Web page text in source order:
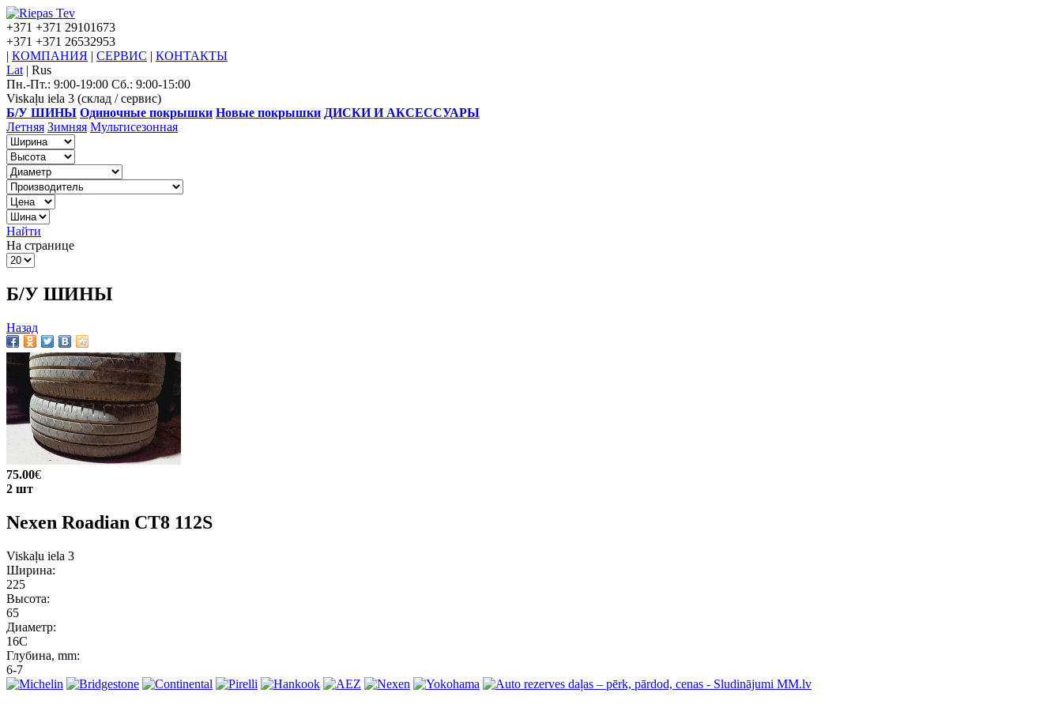
+371 +371 29101673
+371 +371 26532953
| КОМПАНИЯ | СЕРВИС | КОНТАКТЫ
Lat | Rus
Пн.-Пт.: 9:00-19:00 Сб.: 9:00-15:00
Viskaļu iela 3 (склад / сервис)
Б/У ШИНЫ Одиночные покрышки Новые покрышки ДИСКИ И АКСЕССУАРЫ
Летняя Зимняя Мультисезонная
Найти
На странице
Б/У ШИНЫ
Назад
75.00€
2 шт
Nexen Roadian CT8 112S
Viskaļu iela 3
Ширина:
225
Высота:
65
Диаметр:
16C
Глубина, mm:
6-7